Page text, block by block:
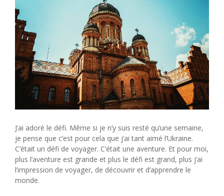
J’ai adoré le défi. Même si je n’y suis resté qu’une semaine,
je pense que c’est pour cela que j’ai tant aimé l’Ukraine.
C’était un défi de voyager. C’était une aventure. Et pour moi,
plus l’aventure est grande et plus le défi est grand, plus j’ai
l’impression de voyager, de découvrir et d’apprendre le
monde.